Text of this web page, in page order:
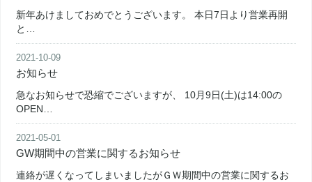
新年あけましておめでとうございます。 本日7日より営業再開
と…
2021-10-09
お知らせ
急なお知らせで恐縮でございますが、 10月9日(土)は14:00の
OPEN…
2021-05-01
GW期間中の営業に関するお知らせ
連絡が遅くなってしまいましたがＧＷ期間中の営業に関するお